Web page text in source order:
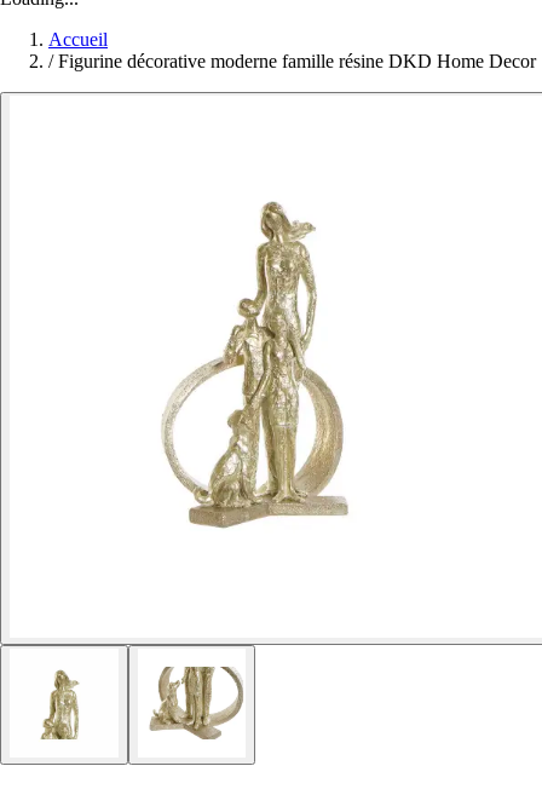
Accueil
/ Figurine décorative moderne famille résine DKD Home Decor